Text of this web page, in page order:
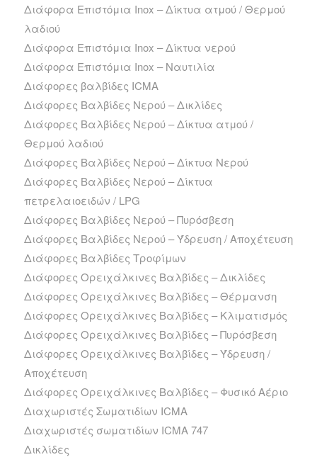
Διάφορα Επιστόμια Inox – Δίκτυα ατμού / Θερμού
λαδιού
Διάφορα Επιστόμια Inox – Δίκτυα νερού
Διάφορα Επιστόμια Inox – Ναυτιλία
Διάφορες βαλβίδες ICMA
Διάφορες Βαλβίδες Νερού – Δικλίδες
Διάφορες Βαλβίδες Νερού – Δίκτυα ατμού /
Θερμού λαδιού
Διάφορες Βαλβίδες Νερού – Δίκτυα Νερού
Διάφορες Βαλβίδες Νερού – Δίκτυα
πετρελαιοειδών / LPG
Διάφορες Βαλβίδες Νερού – Πυρόσβεση
Διάφορες Βαλβίδες Νερού – Ύδρευση / Αποχέτευση
Διάφορες Βαλβίδες Τροφίμων
Διάφορες Ορειχάλκινες Βαλβίδες – Δικλίδες
Διάφορες Ορειχάλκινες Βαλβίδες – Θέρμανση
Διάφορες Ορειχάλκινες Βαλβίδες – Κλιματισμός
Διάφορες Ορειχάλκινες Βαλβίδες – Πυρόσβεση
Διάφορες Ορειχάλκινες Βαλβίδες – Ύδρευση /
Αποχέτευση
Διάφορες Ορειχάλκινες Βαλβίδες – Φυσικό Αέριο
Διαχωριστές Σωματιδίων ICMA
Διαχωριστές σωματιδίων ICMA 747
Δικλίδες